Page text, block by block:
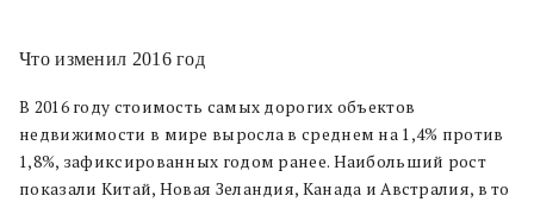
Что изменил 2016 год
В 2016 году стоимость самых дорогих объектов
недвижимости в мире выросла в среднем на 1,4% против
1,8%, зафиксированных годом ранее. Наибольший рост
показали Китай, Новая Зеландия, Канада и Австралия, в то